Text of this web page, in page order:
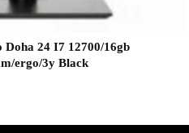
24 I7 12700/16gb
ergo/3y Black